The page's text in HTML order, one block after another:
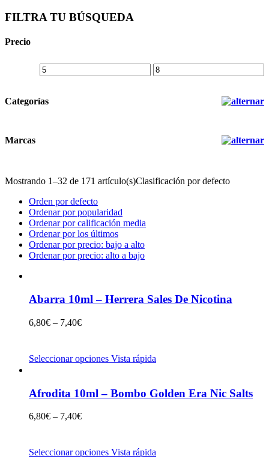
FILTRA TU BÚSQUEDA
Precio
Categorías
Marcas
Mostrando 1–32 de 171 artículo(s)Clasificación por defecto
Orden por defecto
Ordenar por popularidad
Ordenar por calificación media
Ordenar por los últimos
Ordenar por precio: bajo a alto
Ordenar por precio: alto a bajo
Abarra 10ml – Herrera Sales De Nicotina
6,80€ – 7,40€
Seleccionar opciones Vista rápida
Afrodita 10ml – Bombo Golden Era Nic Salts
6,80€ – 7,40€
Seleccionar opciones Vista rápida